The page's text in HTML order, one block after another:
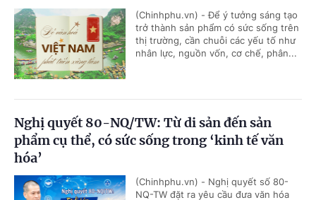
(Chinhphu.vn) - Để ý tưởng sáng tạo
trở thành sản phẩm có sức sống trên
thị trường, cần chuỗi các yếu tố như
nhân lực, nguồn vốn, cơ chế, phân...
Nghị quyết 80-NQ/TW: Từ di sản đến sản
phẩm cụ thể, có sức sống trong ‘kinh tế văn
hóa’
(Chinhphu.vn) - Nghị quyết số 80-
NQ-TW đặt ra yêu cầu đưa văn hóa